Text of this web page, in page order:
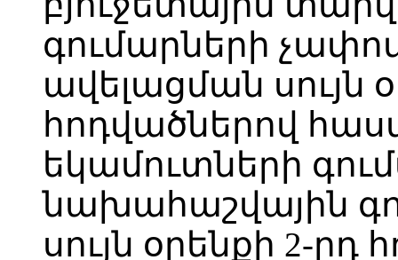
գումարների
ավելացման սույն
հոդվածներով
եկամուտների
նախահաշվային
սույն օրենքի 2-րդ